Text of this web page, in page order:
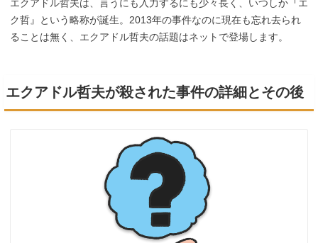
エクアドル哲夫は、言うにも入力するにも少々長く、いつしか『エ
ク哲』という略称が誕生。2013年の事件なのに現在も忘れ去られ
ることは無く、エクアドル哲夫の話題はネットで登場します。
エクアドル哲夫が殺された事件の詳細とその後